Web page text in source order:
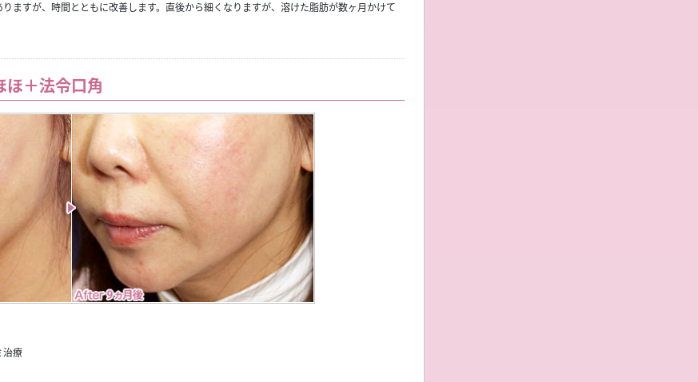
ますが、時間とともに改善します。直後から細くなりますが、溶けた脂肪が数ヶ月かけて
＋法令口角
治療